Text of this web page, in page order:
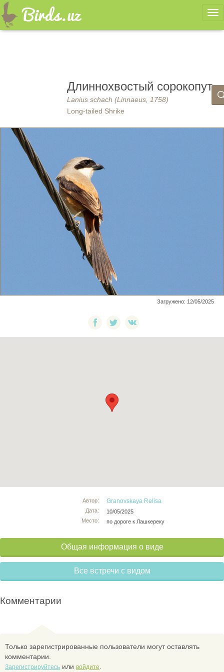
Длиннохвостый сорокопут
Lanius schach (Linnaeus, 1758)
Long-tailed Shrike
Загружено: 12/05/2025
Автор:
Дата:
Место:
Granovskaya Relisa
10/05/2025
по дороге к Лашкереку
Общая информация о виде
Все встречи с видом
Комментарии
Только зарегистрированные пользователи могут оставлять
комментарии.
Зарегистрируйтесь или войдите